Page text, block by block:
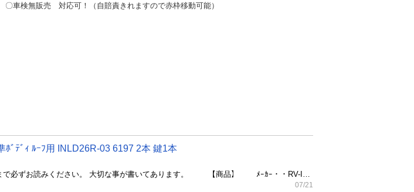
〇車検無販売 対応可！（自賠責きれますので赤枠移動可能）
ﾎﾞﾃﾞｨ ﾙｰﾌ用 INLD26R-03 6197 2本 鍵1本
07/21